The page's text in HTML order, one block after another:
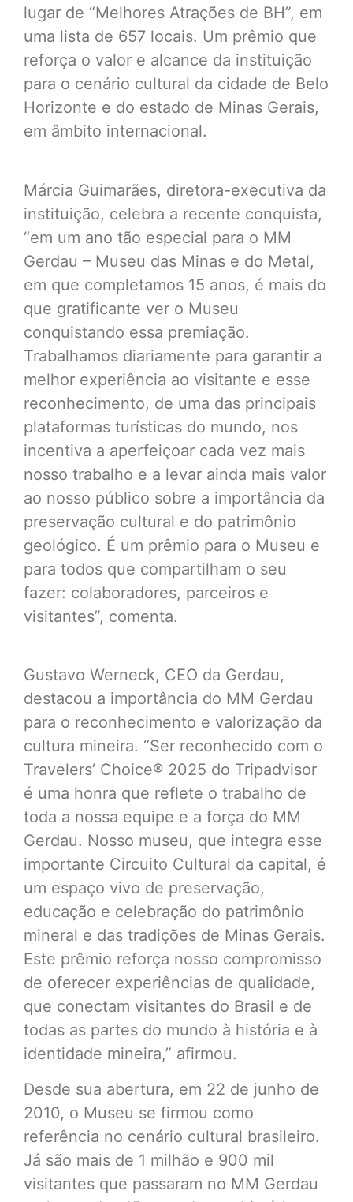
lugar de “Melhores Atrações de BH”, em
uma lista de 657 locais. Um prêmio que
reforça o valor e alcance da instituição
para o cenário cultural da cidade de Belo
Horizonte e do estado de Minas Gerais,
em âmbito internacional.
Márcia Guimarães, diretora-executiva da
instituição, celebra a recente conquista,
“em um ano tão especial para o MM
Gerdau – Museu das Minas e do Metal,
em que completamos 15 anos, é mais do
que gratificante ver o Museu
conquistando essa premiação.
Trabalhamos diariamente para garantir a
melhor experiência ao visitante e esse
reconhecimento, de uma das principais
plataformas turísticas do mundo, nos
incentiva a aperfeiçoar cada vez mais
nosso trabalho e a levar ainda mais valor
ao nosso público sobre a importância da
preservação cultural e do patrimônio
geológico. É um prêmio para o Museu e
para todos que compartilham o seu
fazer: colaboradores, parceiros e
visitantes”, comenta.
Gustavo Werneck, CEO da Gerdau,
destacou a importância do MM Gerdau
para o reconhecimento e valorização da
cultura mineira. “Ser reconhecido com o
Travelers’ Choice® 2025 do Tripadvisor
é uma honra que reflete o trabalho de
toda a nossa equipe e a força do MM
Gerdau. Nosso museu, que integra esse
importante Circuito Cultural da capital, é
um espaço vivo de preservação,
educação e celebração do patrimônio
mineral e das tradições de Minas Gerais.
Este prêmio reforça nosso compromisso
de oferecer experiências de qualidade,
que conectam visitantes do Brasil e de
todas as partes do mundo à história e à
identidade mineira,” afirmou.
Desde sua abertura, em 22 de junho de
2010, o Museu se firmou como
referência no cenário cultural brasileiro.
Já são mais de 1 milhão e 900 mil
visitantes que passaram no MM Gerdau